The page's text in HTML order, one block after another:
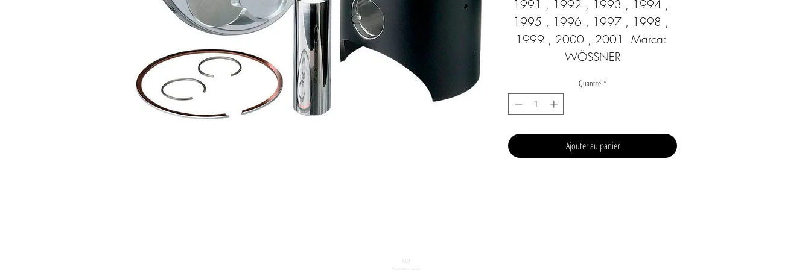
1991 , 1992 , 1993 , 1994 ,
1995 , 1996 , 1997 , 1998 ,
1999 , 2000 , 2001  Marca:
WÖSSNER
Quantité *
Ajouter au panier
FAQ